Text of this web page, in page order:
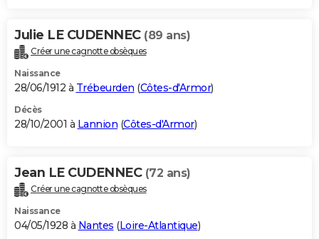
Julie LE CUDENNEC (89 ans)
Créer une cagnotte obsèques
Naissance
28/06/1912 à Trébeurden (Côtes-d'Armor)
Décès
28/10/2001 à Lannion (Côtes-d'Armor)
Jean LE CUDENNEC (72 ans)
Créer une cagnotte obsèques
Naissance
04/05/1928 à Nantes (Loire-Atlantique)